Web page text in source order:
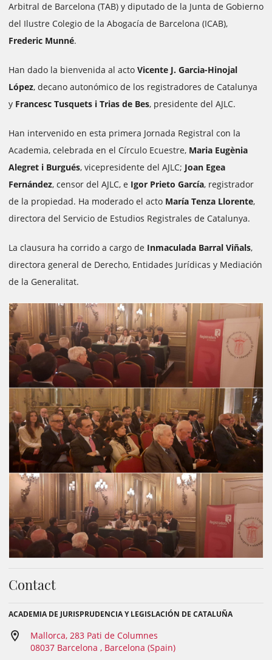
Arbitral de Barcelona (TAB) y diputado de la Junta de Gobierno
del Ilustre Colegio de la Abogacía de Barcelona (ICAB),
Frederic Munné.
Han dado la bienvenida al acto Vicente J. Garcia-Hinojal
López, decano autonómico de los registradores de Catalunya
y Francesc Tusquets i Trias de Bes, presidente del AJLC.
Han intervenido en esta primera Jornada Registral con la
Academia, celebrada en el Círculo Ecuestre, Maria Eugènia
Alegret i Burgués, vicepresidente del AJLC; Joan Egea
Fernández, censor del AJLC, e Igor Prieto García, registrador
de la propiedad. Ha moderado el acto María Tenza Llorente,
directora del Servicio de Estudios Registrales de Catalunya.
La clausura ha corrido a cargo de Inmaculada Barral Viñals,
directora general de Derecho, Entidades Jurídicas y Mediación
de la Generalitat.
Contact
ACADEMIA DE JURISPRUDENCIA Y LEGISLACIÓN DE CATALUÑA
Mallorca, 283 Pati de Columnes
08037 Barcelona , Barcelona (Spain)